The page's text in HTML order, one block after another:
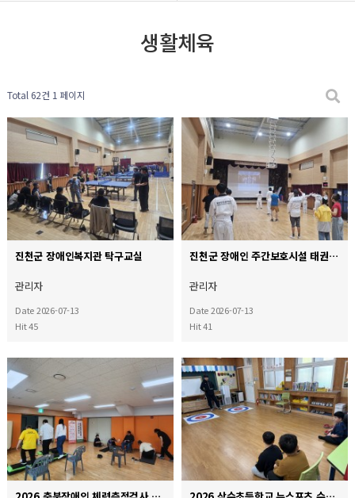
생활체육
Total 62건 1 페이지
진천군 장애인복지관 탁구교실
관리자
Date 2026-07-13
Hit 45
진천군 장애인 주간보호시설 태권도교실
관리자
Date 2026-07-13
Hit 41